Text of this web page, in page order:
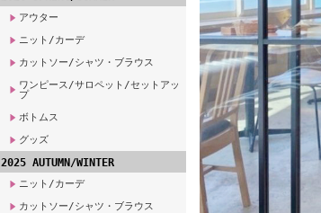
アウター
ニット/カーデ
カットソー/シャツ・ブラウス
ワンピース/サロペット/セットアッ
プ
ボトムス
グッズ
2025 AUTUMN/WINTER
ニット/カーデ
カットソー/シャツ・ブラウス